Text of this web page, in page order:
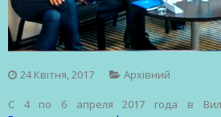
24 Квітня, 2017 Архівний
С 4 по 6 апреля 2017 года в